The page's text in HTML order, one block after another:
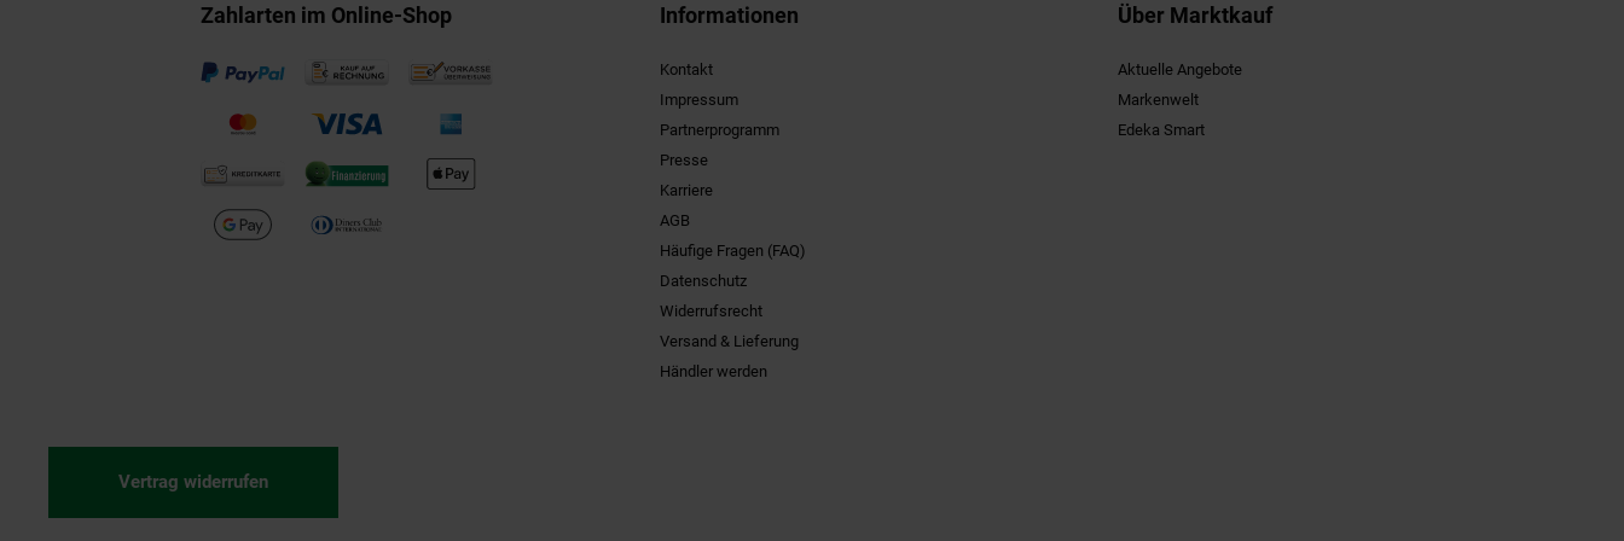
Zahlarten im Online-Shop Informationen
Kontakt
Impressum
Partnerprogramm
Presse
Karriere
AGB
Häufige Fragen (FAQ)
Datenschutz
Widerrufsrecht
Versand & Lieferung
Händler werden
Über Marktkauf
Aktuelle Angebote
Markenwelt
Edeka Smart
Vertrag widerrufen